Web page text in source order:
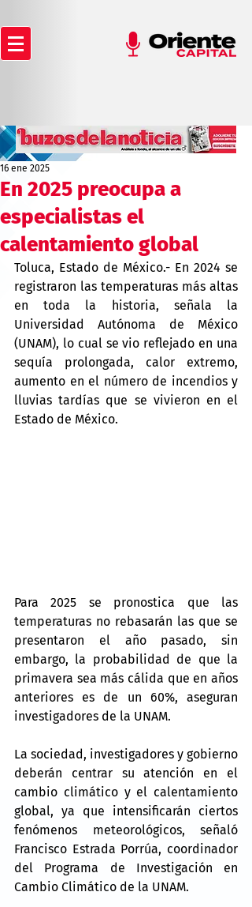
En 2025 preocupa a
especialistas el
calentamiento global
16 ene 2025
Toluca, Estado de México.- En 2024 se
registraron las temperaturas más altas
en toda la historia, señala la
Universidad Autónoma de México
(UNAM), lo cual se vio reflejado en una
sequía prolongada, calor extremo,
aumento en el número de incendios y
lluvias tardías que se vivieron en el
Estado de México.
Para 2025 se pronostica que las
temperaturas no rebasarán las que se
presentaron el año pasado, sin
embargo, la probabilidad de que la
primavera sea más cálida que en años
anteriores es de un 60%, aseguran
investigadores de la UNAM.
La sociedad, investigadores y gobierno
deberán centrar su atención en el
cambio climático y el calentamiento
global, ya que intensificarán ciertos
fenómenos meteorológicos, señaló
Francisco Estrada Porrúa, coordinador
del Programa de Investigación en
Cambio Climático de la UNAM.